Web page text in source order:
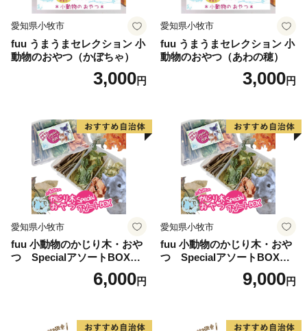
愛知県小牧市
fuu うまうまセレクション 小
動物のおやつ（かぼちゃ）
3,000円
愛知県小牧市
fuu うまうまセレクション 小
動物のおやつ（あわの穂）
3,000円
愛知県小牧市
fuu 小動物のかじり木・おや
つ SpecialアソートBOX（1
6,000円
愛知県小牧市
fuu 小動物のかじり木・おや
つ SpecialアソートBOX（2
9,000円